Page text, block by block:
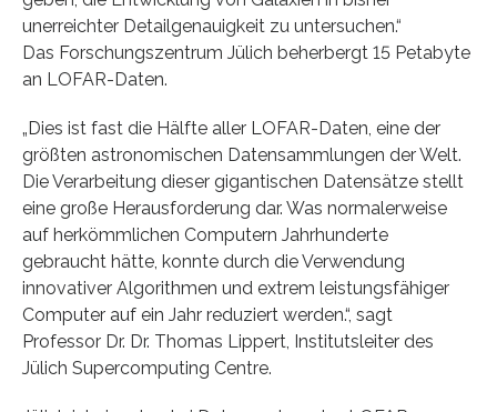
unerreichter Detailgenauigkeit zu untersuchen.“
Das Forschungszentrum Jülich beherbergt 15 Petabyte
an LOFAR-Daten.
„Dies ist fast die Hälfte aller LOFAR-Daten, eine der
größten astronomischen Datensammlungen der Welt.
Die Verarbeitung dieser gigantischen Datensätze stellt
eine große Herausforderung dar. Was normalerweise
auf herkömmlichen Computern Jahrhunderte
gebraucht hätte, konnte durch die Verwendung
innovativer Algorithmen und extrem leistungsfähiger
Computer auf ein Jahr reduziert werden.“, sagt
Professor Dr. Dr. Thomas Lippert, Institutsleiter des
Jülich Supercomputing Centre.